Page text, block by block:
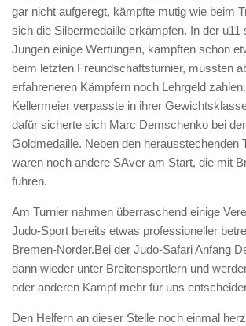
gar nicht aufgeregt, kämpfte mutig wie beim
sich die Silbermedaille erkämpfen. In der u11
Jungen einige Wertungen, kämpften schon
beim letzten Freundschaftsturnier, mussten
erfahreneren Kämpfern noch Lehrgeld
Kellermeier verpasste in ihrer
dafür sicherte sich Marc Demschenko bei
Goldmedaille. Neben den herausstechenden
waren noch andere SAver am Start, die mit
fuhren.
Am Turnier nahmen überraschend einige
Judo-Sport bereits etwas professioneller
Bremen-Norder.Bei der Judo-Safari Anfang
dann wieder unter Breitensportlern und
oder anderen Kampf mehr für uns
Den Helfern an dieser Stelle noch einmal